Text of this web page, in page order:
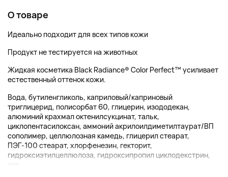
О товаре
Идеально подходит для всех типов кожи
Продукт не тестируется на животных
Жидкая косметика Black Radiance® Color Perfect™ усиливает
естественный оттенок кожи.
Вода, бутиленгликоль, каприловый/каприновый
триглицерид, полисорбат 60, глицерин, изододекан,
алюминий крахмал октенилсукцинат, тальк,
циклопентасилоксан, аммоний акрилоилдиметилтаурат/ВП
сополимер, целлюлозная камедь, глицерил стеарат,
ПЭГ-100 стеарат, хлорфенезин, гекторит,
гидроксиэтилцеллюлоза, гидроксипропил циклодекстрин,
сок ...